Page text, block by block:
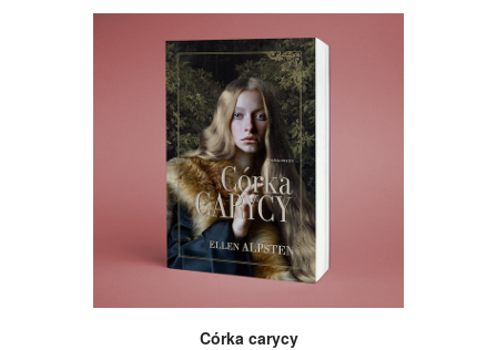
Córka carycy